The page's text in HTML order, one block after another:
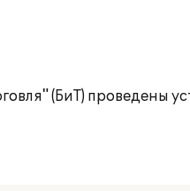
(БиТ) проведены